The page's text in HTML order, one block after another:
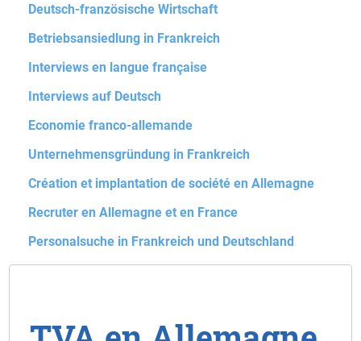
Deutsch-französische Wirtschaft
Betriebsansiedlung in Frankreich
Interviews en langue française
Interviews auf Deutsch
Economie franco-allemande
Unternehmensgründung in Frankreich
Création et implantation de société en Allemagne
Recruter en Allemagne et en France
Personalsuche in Frankreich und Deutschland